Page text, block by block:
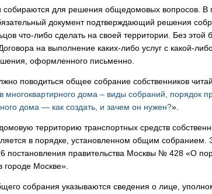
собираются для решения общедомовых вопросов. В
документ подтверждающий решения
что-либо сделать на своей территории. Без
на выполнение каких-либо услуг с какой-
оформленного письменно.
поводиться общее собрание собственников
многоквартирного дома – виды собраний, порядок
дома — как создать, и зачем он нужен?».
территорию транспортных средств
в порядке, установленном общим собранием.
постановления правительства Москвы № 428 «О
городе Москве».
собрания указываются сведения о лице,